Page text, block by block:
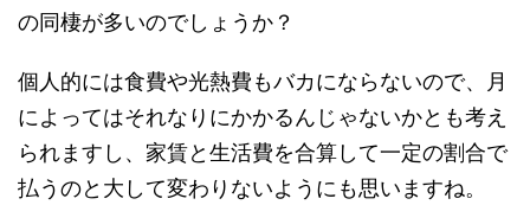
の同棲が多いのでしょうか？
個人的には食費や光熱費もバカにならないので、月
によってはそれなりにかかるんじゃないかとも考え
られますし、家賃と生活費を合算して一定の割合で
払うのと大して変わりないようにも思いますね。